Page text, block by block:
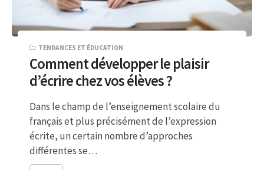
TENDANCES ET ÉDUCATION
Comment développer le plaisir
d’écrire chez vos élèves ?
Dans le champ de l’enseignement scolaire du
français et plus précisément de l’expression
écrite, un certain nombre d’approches
différentes se…